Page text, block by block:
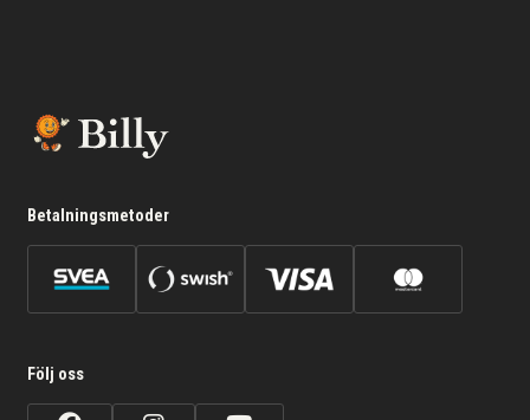
Betalningsmetoder
Följ oss